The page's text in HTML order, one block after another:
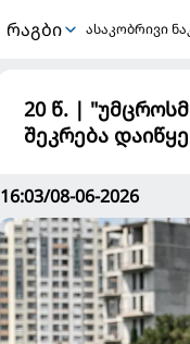
ᲠᲐᲒᲑᲘ ასაკობრივი
20 წ. |
შეკრება
16:03/08-06-2026